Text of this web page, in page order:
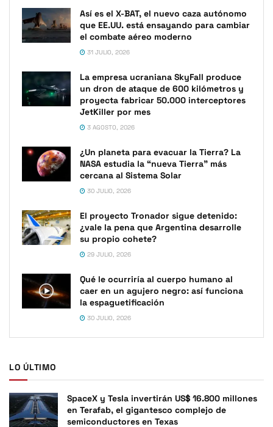
Así es el X-BAT, el nuevo caza autónomo
que EE.UU. está ensayando para cambiar
el combate aéreo moderno
31 JULIO, 2026
La empresa ucraniana SkyFall produce
un dron de ataque de 600 kilómetros y
proyecta fabricar 50.000 interceptores
JetKiller por mes
3 AGOSTO, 2026
¿Un planeta para evacuar la Tierra? La
NASA estudia la “nueva Tierra” más
cercana al Sistema Solar
30 JULIO, 2026
El proyecto Tronador sigue detenido:
¿vale la pena que Argentina desarrolle
su propio cohete?
29 JULIO, 2026
Qué le ocurriría al cuerpo humano al
caer en un agujero negro: así funciona
la espaguetificación
30 JULIO, 2026
LO ÚLTIMO
SpaceX y Tesla invertirán US$ 16.800 millones
en Terafab, el gigantesco complejo de
semiconductores en Texas